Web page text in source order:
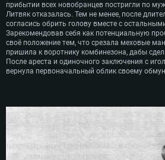
прибытии всех новобранцев постригли по
Литвяк отказалась. Тем не менее, после
согласись обрить голову вместе с
Зарекомендовав себя как потенциальную
своё положение тем, что срезала меховые
пришила к воротнику комбинезона, дабы
После ареста и одиночного заключения с
вернула первоначальный облик своему